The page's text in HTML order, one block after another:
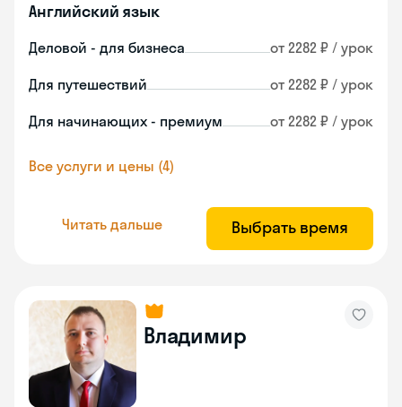
Английский язык
Деловой - для бизнеса от 2282 ₽ / урок
Для путешествий от 2282 ₽ / урок
Для начинающих - премиум от 2282 ₽ / урок
Все услуги и цены (4)
Читать дальше Выбрать время
Владимир